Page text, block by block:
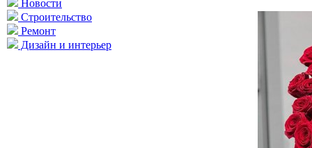
Новости
Строительство
Ремонт
Дизайн и интерьер